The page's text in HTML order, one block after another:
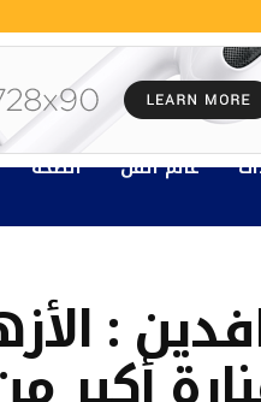
عالم الفن الصحة
: